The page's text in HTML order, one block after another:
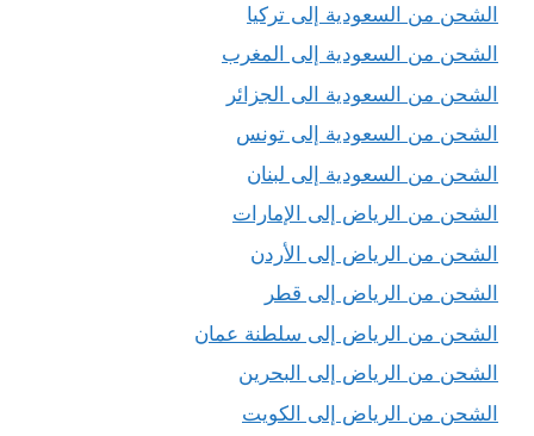
الشحن من السعودية إلى تركيا
الشحن من السعودية إلى المغرب
الشحن من السعودية الى الجزائر
الشحن من السعودية إلى تونس
الشحن من السعودية إلى لبنان
الشحن من الرياض إلى الإمارات
الشحن من الرياض إلى الأردن
الشحن من الرياض إلى قطر
الشحن من الرياض إلى سلطنة عمان
الشحن من الرياض إلى البحرين
الشحن من الرياض إلى الكويت